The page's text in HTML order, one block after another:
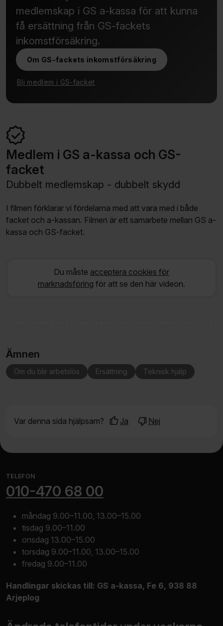
medlemskap i GS a-kassa för att kunna
få ersättning från GS-fackets
inkomstförsäkring.
Om GS-fackets inkomstförsäkring
Bli medlem i GS-facket
Medlem i GS a-kassa och GS-
facket
Dubbelt medlemskap - dubbelt skydd
I filmen förklarar vi fördelarna med att vara med i både
facket och a-kassan. Filmen är ett samarbete mellan GS a-
kassa och GS-facket.
Du måste acceptera cookies för
marknadsföring för att se den här videon.
Ämnen
Om du blir arbetslös Ersättning Teknisk hjälp
Var denna sida hjälpsam? Ja Nej
Har du tid att ge mer feedback?
Vi försöker ständigt förbättra din upplevelse av vår
webbplats. Med din feedback kan vi bättre förstå vad
som fungerar och vad vi kan förbättra.
Ge betyg i antal stjärnor 1–5 där 1 är mycket dåligt, 3 är
medel, och 5 är utmärkt. Skriv gärna en kommentar om
du vill förklara dina svar.
Hur lätt var det för dig att förstå
innehållet?
Fick du svar på din fråga?
TELEFON
010-470 68 00
måndag 9.00–11.00, 13.00–15.00
tisdag 9.00–11.00
onsdag 13.00–15.00
torsdag 9.00–11.00, 13.00–15.00
fredag 9.00–11.00
Handlingar skickas till: GS a‑kassa, Fe 6, 938 88
Arjeplog